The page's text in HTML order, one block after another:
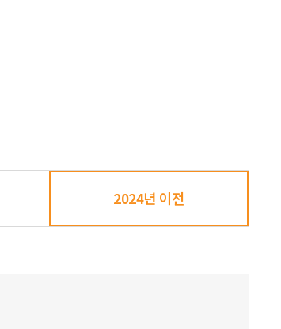
2024년 이전